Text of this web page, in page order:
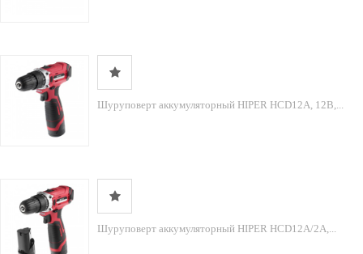
Шуруповерт аккумуляторный HIPER HCD12A, 12В,...
Шуруповерт аккумуляторный HIPER HCD12A/2А,...